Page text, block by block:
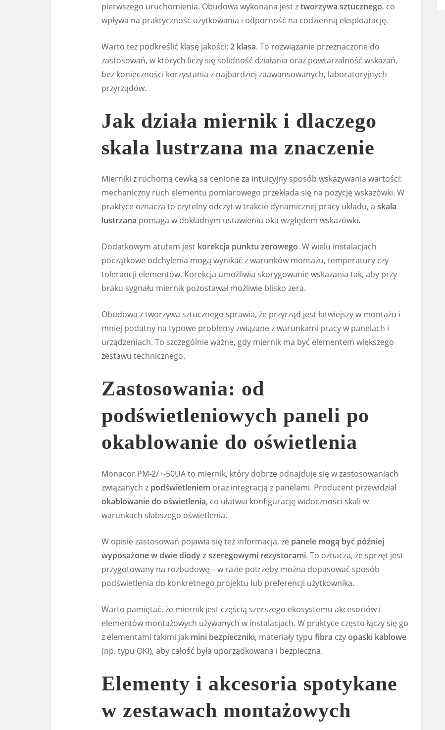
pierwszego uruchomienia. Obudowa wykonana jest ztworzywa sztucznego, co
wpływa na praktyczność użytkowania i odporność na codzienną eksploatację.
Warto też podkreślić klasę jakości: 2 klasa. To rozwiązanie przeznaczone do
zastosowań, w których liczy się solidność działania oraz powtarzalność wskazań,
bez konieczności korzystania z najbardziej zaawansowanych, laboratoryjnych
przyrządów.
Jak działa miernik i dlaczego
skala lustrzana ma znaczenie
Mierniki z ruchomą cewką są cenione za intuicyjny sposób wskazywania wartości:
mechaniczny ruch elementu pomiarowego przekłada się na pozycję wskazówki. W
praktyce oznacza to czytelny odczyt w trakcie dynamicznej pracy układu, a skala
lustrzana pomaga w dokładnym ustawieniu oka względem wskazówki.
Dodatkowym atutem jest korekcja punktu zerowego. W wielu instalacjach
początkowe odchylenia mogą wynikać z warunków montażu, temperatury czy
tolerancji elementów. Korekcja umożliwia skorygowanie wskazania tak, aby przy
braku sygnału miernik pozostawał możliwie blisko zera.
Obudowa z tworzywa sztucznego sprawia, że przyrząd jest łatwiejszy w montażu i
mniej podatny na typowe problemy związane z warunkami pracy w panelach i
urządzeniach. To szczególnie ważne, gdy miernik ma być elementem większego
zestawu technicznego.
Zastosowania: od
podświetleniowych paneli po
okablowanie do oświetlenia
Monacor PM-2/+-50UA to miernik, który dobrze odnajduje się w zastosowaniach
związanych z podświetleniem oraz integracją z panelami. Producent przewidział
okablowanie do oświetlenia, co ułatwia konfigurację widoczności skali w
warunkach słabszego oświetlenia.
W opisie zastosowań pojawia się też informacja, że panele mogą być później
wyposażone w dwie diody z szeregowymi rezystorami. To oznacza, że sprzęt jest
przygotowany na rozbudowę – w razie potrzeby można dopasować sposób
podświetlenia do konkretnego projektu lub preferencji użytkownika.
Warto pamiętać, że miernik jest częścią szerszego ekosystemu akcesoriów i
elementów montażowych używanych w instalacjach. W praktyce często łączy się go
z elementami takimi jak mini bezpieczniki, materiały typu fibra czyopaski kablowe
(np. typu OKI), aby całość była uporządkowana i bezpieczna.
Elementy i akcesoria spotykane
w zestawach montażowych